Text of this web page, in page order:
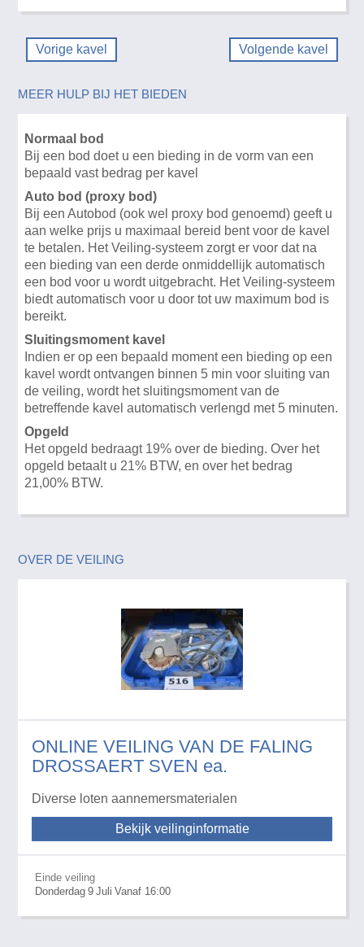
Vorige kavel Volgende kavel
MEER HULP BIJ HET BIEDEN
Normaal bod
Bij een bod doet u een bieding in de vorm van een
bepaald vast bedrag per kavel
Auto bod (proxy bod)
Bij een Autobod (ook wel proxy bod genoemd) geeft u
aan welke prijs u maximaal bereid bent voor de kavel
te betalen. Het Veiling-systeem zorgt er voor dat na
een bieding van een derde onmiddellijk automatisch
een bod voor u wordt uitgebracht. Het Veiling-systeem
biedt automatisch voor u door tot uw maximum bod is
bereikt.
Sluitingsmoment kavel
Indien er op een bepaald moment een bieding op een
kavel wordt ontvangen binnen 5 min voor sluiting van
de veiling, wordt het sluitingsmoment van de
betreffende kavel automatisch verlengd met 5 minuten.
Opgeld
Het opgeld bedraagt 19% over de bieding. Over het
opgeld betaalt u 21% BTW, en over het bedrag
21,00% BTW.
OVER DE VEILING
ONLINE VEILING VAN DE FALING
DROSSAERT SVEN ea.
Diverse loten aannemersmaterialen
Bekijk veilinginformatie
Einde veiling
Donderdag 9 Juli Vanaf 16:00